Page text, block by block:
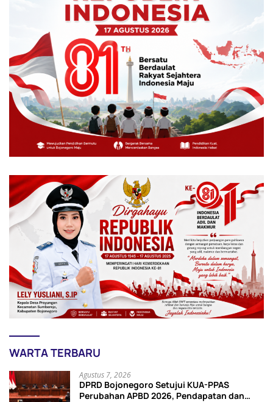
WARTA TERBARU
Agustus 7, 2026
DPRD Bojonegoro Setujui KUA-PPAS
Perubahan APBD 2026, Pendapatan dan